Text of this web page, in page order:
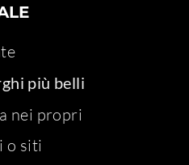
più belli
nei propri
o siti